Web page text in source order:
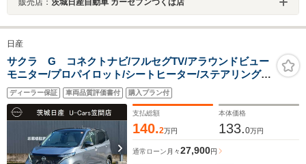
販売店： 茨城日産自動車 カーセブンつくば店
日産
サクラ G コネクトナビ/フルセグTV/アラウンドビュー
モニター/プロパイロット/シートヒーター/ステアリングヒ
ーター/ETC/SOSコール/LEDヘッドライト/200V充電ケー
ブル/インテリキー/15インチアルミ/プレミアムインテリア
ディーラー保証 車両品質評価書付 購入プラン付
支払総額
140.2万円
本体価格
133.0万円
通常ローン 月々27,900円